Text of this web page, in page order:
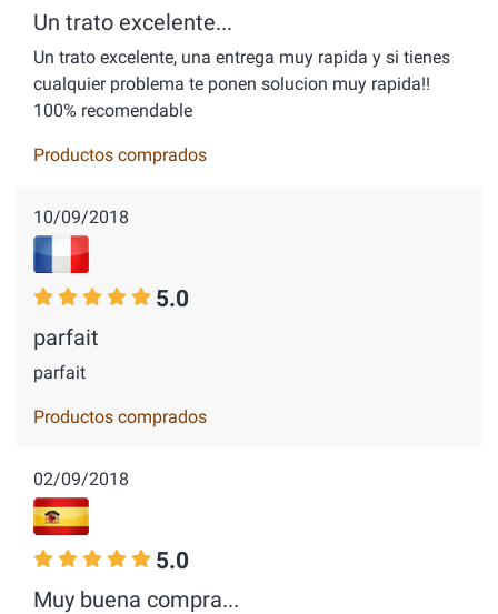
Un trato excelente...
Un trato excelente, una entrega muy rapida y si tienes
cualquier problema te ponen solucion muy rapida!!
100% recomendable
Productos comprados
10/09/2018
5.0
parfait
parfait
Productos comprados
02/09/2018
5.0
Muy buena compra...